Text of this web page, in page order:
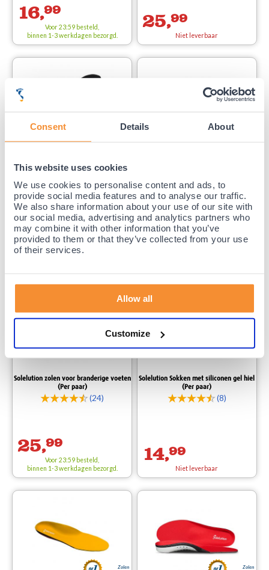
Consent Details About
This website uses cookies
We use cookies to personalise content and ads, to
provide social media features and to analyse our traffic.
We also share information about your use of our site with
our social media, advertising and analytics partners who
may combine it with other information that you’ve
provided to them or that they’ve collected from your use
of their services.
Allow all
Customize
16,99
Voor 23:59 besteld,
binnen 1-3 werkdagen bezorgd.
25,99
Niet leverbaar
(Per paar)
(5)
29,99
Voor 23:59 besteld,
binnen 1-3 werkdagen bezorgd.
(16)
15,99
Solelution zolen voor branderige voeten
(Per paar)
(24)
25,99
Voor 23:59 besteld,
binnen 1-3 werkdagen bezorgd.
Solelution Sokken met siliconen gel hiel
(Per paar)
(8)
14,99
Niet leverbaar
Zolen
Zolen